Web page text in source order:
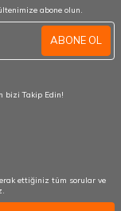
abone olun.
ABONE OL
bizi Takip Edin!
ettiğiniz tüm sorular ve